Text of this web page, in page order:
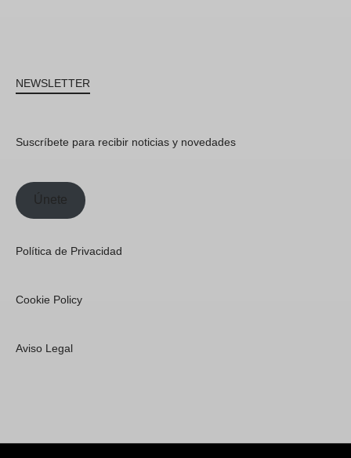
NEWSLETTER
Suscríbete para recibir noticias y novedades
Únete
Política de Privacidad
Cookie Policy
Aviso Legal